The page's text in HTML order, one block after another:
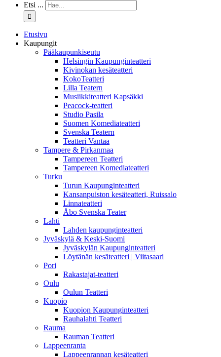
Etsi ...
Etusivu
Kaupungit
Pääkaupunkiseutu
Helsingin Kaupunginteatteri
Kivinokan kesäteatteri
KokoTeatteri
Lilla Teatern
Musiikkiteatteri Kapsäkki
Peacock-teatteri
Studio Pasila
Suomen Komediateatteri
Svenska Teatern
Teatteri Vantaa
Tampere & Pirkanmaa
Tampereen Teatteri
Tampereen Komediateatteri
Turku
Turun Kaupunginteatteri
Kansanpuiston kesäteatteri, Ruissalo
Linnateatteri
Åbo Svenska Teater
Lahti
Lahden kaupunginteatteri
Jyväskylä & Keski-Suomi
Jyväskylän Kaupunginteatteri
Löytänän kesäteatteri | Viitasaari
Pori
Rakastajat-teatteri
Oulu
Oulun Teatteri
Kuopio
Kuopion Kaupunginteatteri
Rauhalahti Teatteri
Rauma
Rauman Teatteri
Lappeenranta
Lappeenrannan kesäteatteri